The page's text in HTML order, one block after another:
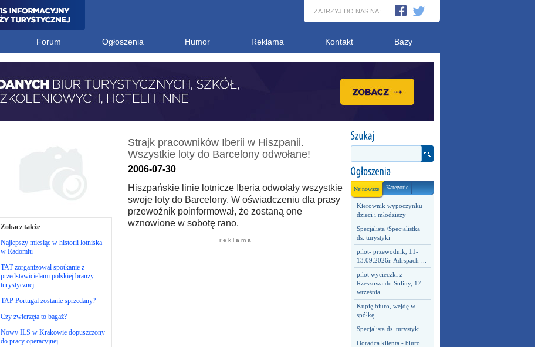
ZAJRZYJ DO NAS NA:
Forum Ogłoszenia Humor Reklama Kontakt Bazy
Najnowsze Kategorie
Kierownik wypoczynku
dzieci i młodzieży
Specjalista /Specjalistka
ds. turystyki
pilot- przewodnik, 11-
13.09.2026r. Adrspach-...
pilot wycieczki z
Rzeszowa do Soliny, 17
września
Kupię biuro, wejdę w
spółkę.
Specjalista ds. turystyki
Doradca klienta - biuro
Zobacz także
Najlepszy miesiąc w historii lotniska
w Radomiu
TAT zorganizował spotkanie z
przedstawicielami polskiej branży
turystycznej
TAP Portugal zostanie sprzedany?
Czy zwierzęta to bagaż?
Nowy ILS w Krakowie dopuszczony
do pracy operacyjnej
Strajk pracowników Iberii w Hiszpanii.
Wszystkie loty do Barcelony odwołane!
2006-07-30
Hiszpańskie linie lotnicze Iberia odwołały wszystkie
swoje loty do Barcelony. W oświadczeniu dla prasy
przewoźnik poinformował, że zostaną one
wznowione w sobotę rano.
r e k l a m a